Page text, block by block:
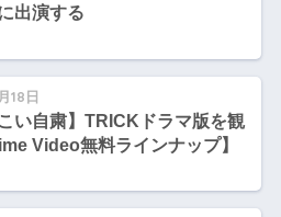
出演する
18日
こい自粛】TRICKドラマ版を観
Video無料ラインナップ】